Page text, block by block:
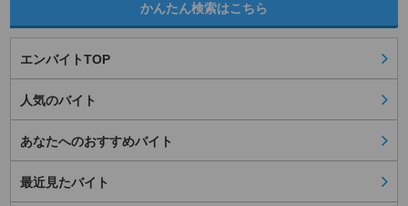
かんたん検索はこちら
エンバイトTOP
人気のバイト
あなたへのおすすめバイト
最近見たバイト